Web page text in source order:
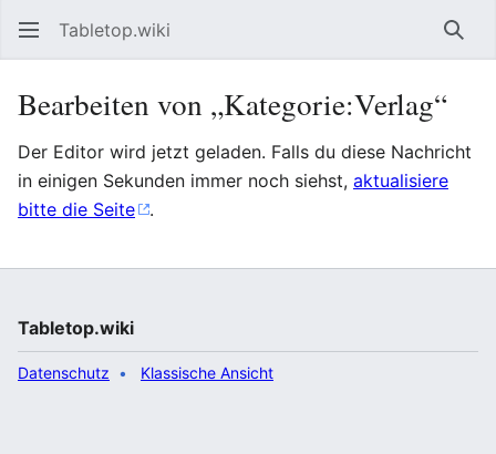
Tabletop.wiki
Bearbeiten von „Kategorie:Verlag“
Der Editor wird jetzt geladen. Falls du diese Nachricht
in einigen Sekunden immer noch siehst, aktualisiere
bitte die Seite
.
Tabletop.wiki
Datenschutz Klassische Ansicht